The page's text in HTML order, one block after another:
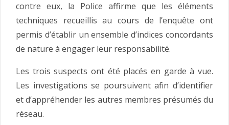
contre eux, la Police affirme que les éléments
techniques recueillis au cours de l’enquête ont
permis d’établir un ensemble d’indices concordants
de nature à engager leur responsabilité.
Les trois suspects ont été placés en garde à vue.
Les investigations se poursuivent afin d’identifier
et d’appréhender les autres membres présumés du
réseau.